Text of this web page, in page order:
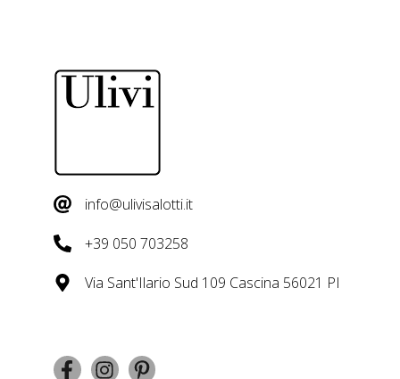
info@ulivisalotti.it
+39 050 703258
Via Sant'Ilario Sud 109 Cascina 56021 PI